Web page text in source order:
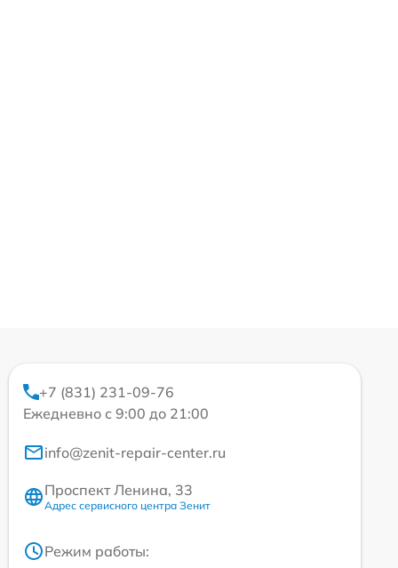
+7 (831) 231-09-76
Ежедневно с 9:00 до 21:00
info@zenit-repair-center.ru
Проспект Ленина, 33
Адрес сервисного центра Зенит
Режим работы: